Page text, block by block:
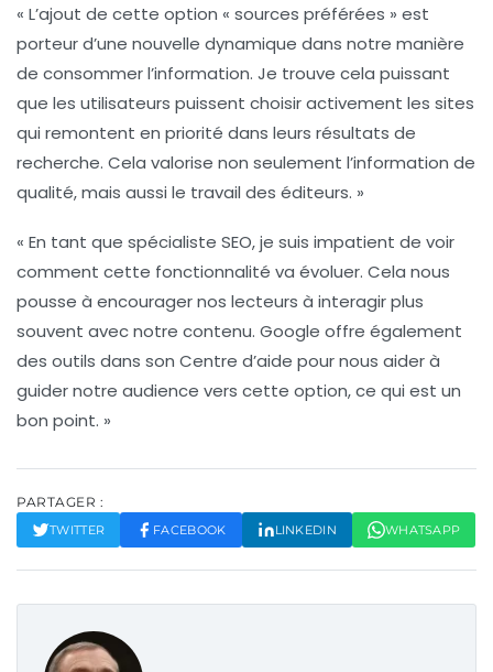
« L’ajout de cette option « sources préférées » est
porteur d’une nouvelle dynamique dans notre manière
de consommer l’information. Je trouve cela puissant
que les utilisateurs puissent choisir activement les sites
qui remontent en priorité dans leurs résultats de
recherche. Cela valorise non seulement l’information de
qualité, mais aussi le travail des éditeurs. »
« En tant que spécialiste SEO, je suis impatient de voir
comment cette fonctionnalité va évoluer. Cela nous
pousse à encourager nos lecteurs à interagir plus
souvent avec notre contenu. Google offre également
des outils dans son Centre d’aide pour nous aider à
guider notre audience vers cette option, ce qui est un
bon point. »
PARTAGER :
TWITTER FACEBOOK LINKEDIN WHATSAPP